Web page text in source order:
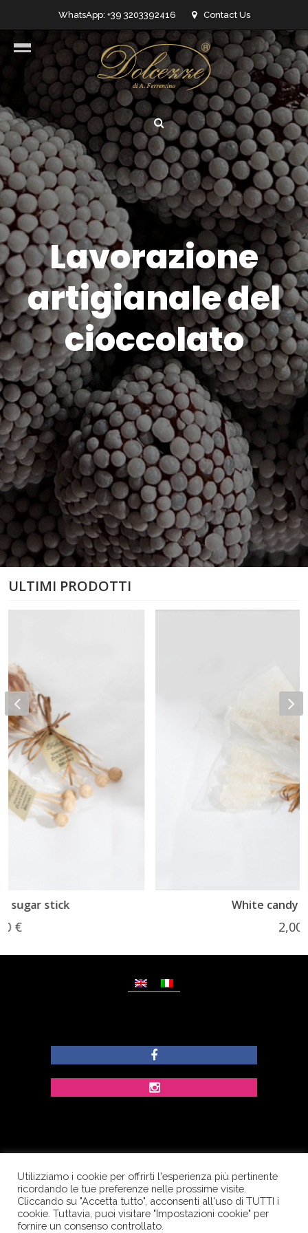
WhatsApp: +39 3203392416 Contact Us
info@dolcezzedicioccolato.it
Lavorazione
artigianale del
cioccolato
ULTIMI PRODOTTI
White candy sugar stick
© Copyright Dolcezze di Ferrentino A. - P.IVA
IT02609400656 - Tutti i diritti riservati.
Corso Palatucci, 65 - 84013 Cava de’ Tirreni (SA) -
Utilizziamo i cookie per offrirti l'esperienza più pertinente
ricordando le tue preferenze nelle prossime visite.
Cliccando su "Accetta tutto", acconsenti all'uso di TUTTI i
cookie. Tuttavia, puoi visitare "Impostazioni cookie" per
fornire un consenso controllato.